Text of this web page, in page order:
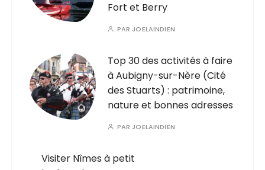
Fort et Berry
PAR JOELAINDIEN
Top 30 des activités à faire
à Aubigny-sur-Nère (Cité
des Stuarts) : patrimoine,
nature et bonnes adresses
PAR JOELAINDIEN
Visiter Nîmes à petit